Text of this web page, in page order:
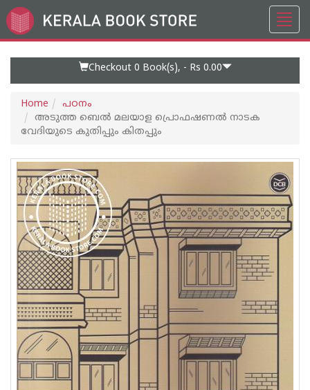
Go
to
Checkout 0 Book(s), - Rs 0.00
Home
പഠനം
അടുത്ത ബെല്‍ മലയാള പ്രൊഫഷണല്‍ നാടക
വേദിയുടെ കുതിപ്പും കിതപ്പും